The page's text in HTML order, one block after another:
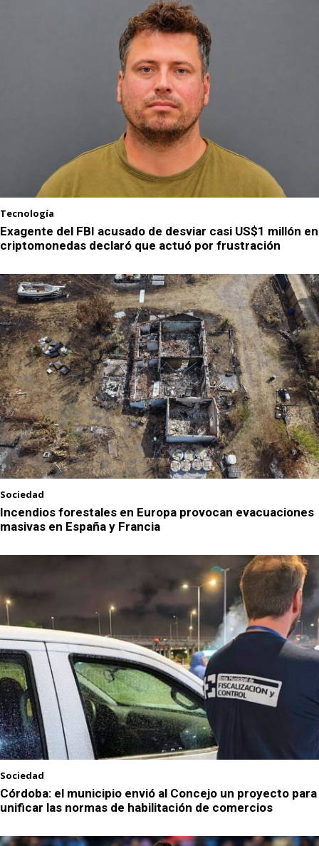
Tecnología
Exagente del FBI acusado de desviar casi US$1 millón en
criptomonedas declaró que actuó por frustración
Sociedad
Incendios forestales en Europa provocan evacuaciones
masivas en España y Francia
Sociedad
Córdoba: el municipio envió al Concejo un proyecto para
unificar las normas de habilitación de comercios